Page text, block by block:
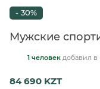
- 30%
Мужские
1 человек добавил в
84 690 KZT